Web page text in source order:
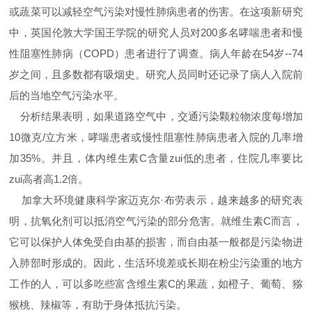
或蔬菜可以减轻空气污染对慢性肺病患者的伤害。在这项新研究
中，英国伦敦大学国王学院的研究人员对200多名哮喘患者和慢
性阻塞性肺病（COPD）患者进行了调查。病人年龄在54岁--74
岁之间，且多数都有吸烟史。研究人员同时还记录了病人入院前
后的当地空气污染水平。
分析结果表明，如果道路空气中，交通污染颗粒物浓度每增加
10微克/立方米，哮喘患者或慢性阻塞性肺病患者入院的几率增
加35%。并且，体内维生素C含量zui低的患者，住院几率要比
zui高者高1.2倍。
加拿大环境健康科学家迈克尔·布劳表示，越来越多的研究表
明，抗氧化剂可以抵消空气污染的部分危害。就维生素C而言，
它可以保护人体免受自由基的损害，而自由基一般都是污染物进
入肺部时形成的。因此，生活环境差或长期在粉尘污染重的地方
工作的人，可以多吃些富含维生素C的果蔬，如橙子、葡萄、猕
猴桃、辣椒等，有助于身体抵抗污染。